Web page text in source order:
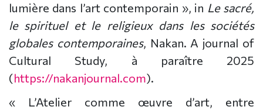
lumière dans l’art contemporain », in Le sacré,
le spirituel et le religieux dans les sociétés
globales contemporaines, Nakan. A journal of
Cultural Study, à paraître 2025
(https://nakanjournal.com).
« L’Atelier comme œuvre d’art, entre